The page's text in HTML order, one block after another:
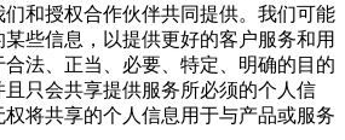
和授权合作伙伴共同提供。我们可能
些信息，以提供更好的客户服务和用
合法、正当、必要、特定、明确的目的
只会共享提供服务所必须的个人信
将共享的个人信息用于与产品或服务